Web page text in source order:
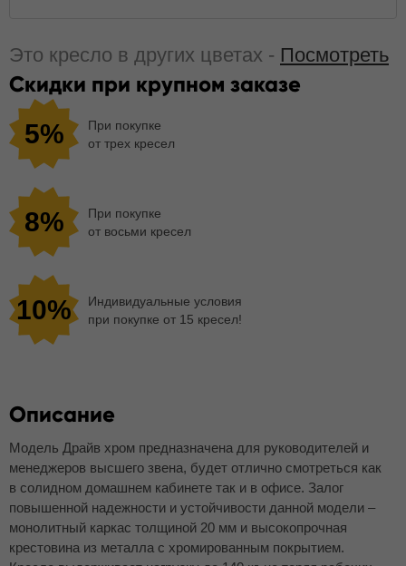
Это кресло в других цветах - Посмотреть
Скидки при крупном заказе
5%
При покупке
от трех кресел
8%
При покупке
от восьми кресел
10%
Индивидуальные условия
при покупке от 15 кресел!
Описание
Модель Драйв хром предназначена для руководителей и
менеджеров высшего звена, будет отлично смотреться как
в солидном домашнем кабинете так и в офисе. Залог
повышенной надежности и устойчивости данной модели –
монолитный каркас толщиной 20 мм и высокопрочная
крестовина из металла с хромированным покрытием.